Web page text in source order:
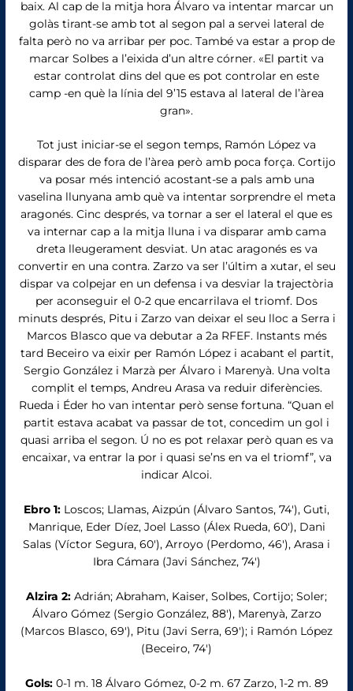
baix. Al cap de la mitja hora Álvaro va intentar marcar un
golàs tirant-se amb tot al segon pal a servei lateral de
falta però no va arribar per poc. També va estar a prop de
marcar Solbes a l’eixida d’un altre córner. «El partit va
estar controlat dins del que es pot controlar en este
camp -en què la línia del 9’15 estava al lateral de l’àrea
gran».
Tot just iniciar-se el segon temps, Ramón López va
disparar des de fora de l’àrea però amb poca força. Cortijo
va posar més intenció acostant-se a pals amb una
vaselina llunyana amb què va intentar sorprendre el meta
aragonés. Cinc després, va tornar a ser el lateral el que es
va internar cap a la mitja lluna i va disparar amb cama
dreta lleugerament desviat. Un atac aragonés es va
convertir en una contra. Zarzo va ser l’últim a xutar, el seu
dispar va colpejar en un defensa i va desviar la trajectòria
per aconseguir el 0-2 que encarrilava el triomf. Dos
minuts després, Pitu i Zarzo van deixar el seu lloc a Serra i
Marcos Blasco que va debutar a 2a RFEF. Instants més
tard Beceiro va eixir per Ramón López i acabant el partit,
Sergio González i Marzà per Álvaro i Marenyà. Una volta
complit el temps, Andreu Arasa va reduir diferències.
Rueda i Éder ho van intentar però sense fortuna. “Quan el
partit estava acabat va passar de tot, concedim un gol i
quasi arriba el segon. Ú no es pot relaxar però quan es va
encaixar, va entrar la por i quasi se’ns en va el triomf”, va
indicar Alcoi.
Ebro 1: Loscos; Llamas, Aizpún (Álvaro Santos, 74′), Guti,
Manrique, Eder Díez, Joel Lasso (Álex Rueda, 60′), Dani
Salas (Víctor Segura, 60′), Arroyo (Perdomo, 46′), Arasa i
Ibra Cámara (Javi Sánchez, 74′)
Alzira 2: Adrián; Abraham, Kaiser, Solbes, Cortijo; Soler;
Álvaro Gómez (Sergio González, 88′), Marenyà, Zarzo
(Marcos Blasco, 69′), Pitu (Javi Serra, 69′); i Ramón López
(Beceiro, 74′)
Gols:0-1 m. 18 Álvaro Gómez, 0-2 m. 67 Zarzo, 1-2 m. 89